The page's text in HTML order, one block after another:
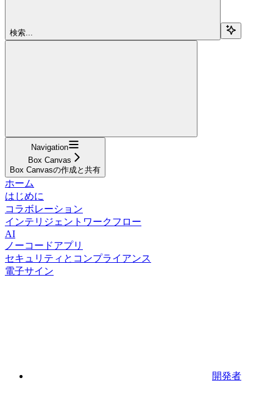
検索...
Navigation
Box Canvas
Box Canvasの作成と共有
ホーム
はじめに
コラボレーション
インテリジェントワークフロー
AI
ノーコードアプリ
セキュリティとコンプライアンス
電子サイン
開発者